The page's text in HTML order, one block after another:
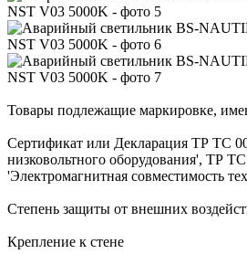
Товары подлежащие маркировке,
Сертификат или Декларация ТР ТС
низковольтного оборудования', ТР ТС
'Электромагнитная совместимость
Степень защиты от внешних
Крепление к стене